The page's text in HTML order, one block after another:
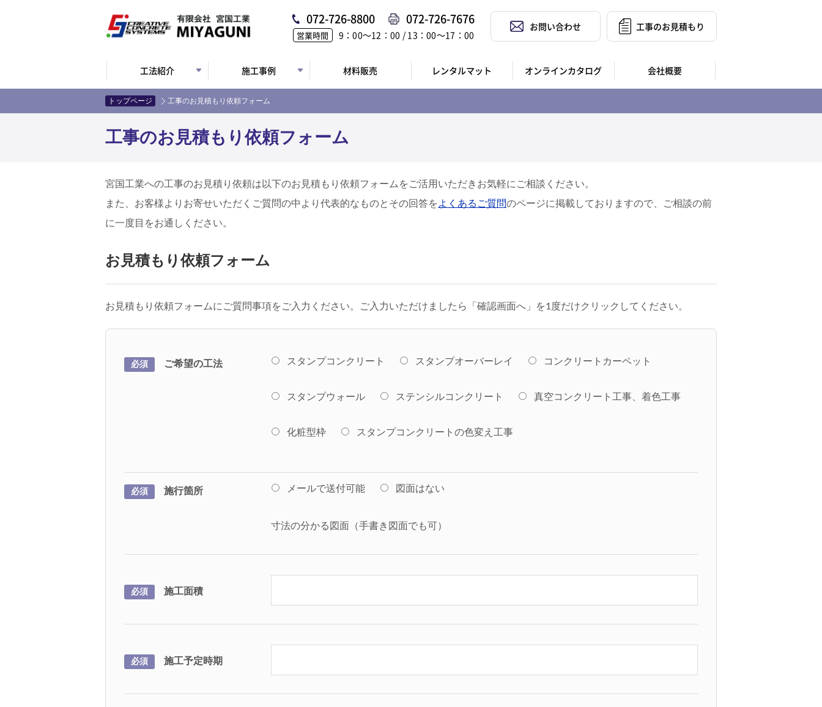
072-726-8800 072-726-7676
営業時間 9：00〜12：00 / 13：00〜17：00
お問い合わせ 工事のお見積もり
工法紹介 施工事例 材料販売 レンタルマット オンラインカタログ 会社概要
トップページ 工事のお見積もり依頼フォーム
工事のお見積もり依頼フォーム
宮国工業への工事のお見積り依頼は以下のお見積もり依頼フォームをご活用いただきお気軽にご相談ください。
また、お客様よりお寄せいただくご質問の中より代表的なものとその回答を よくあるご質問のページに掲載しておりますので、ご相談の前
に一度目をお通しください。
お見積もり依頼フォーム
お見積もり依頼フォームにご質問事項をご入力ください。ご入力いただけましたら「確認画面へ」を1度だけクリックしてください。
必須 ご希望の工法 スタンプコンクリート スタンプオーバーレイ コンクリートカーペット
スタンプウォール ステンシルコンクリート 真空コンクリート工事、着色工事
化粧型枠 スタンプコンクリートの色変え工事
必須 施行箇所 メールで送付可能 図面はない
寸法の分かる図面（手書き図面でも可）
必須 施工面積
必須 施工予定時期